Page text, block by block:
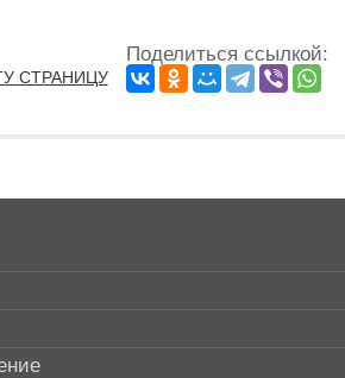
СТРАНИЦУ
Поделиться ссылкой: